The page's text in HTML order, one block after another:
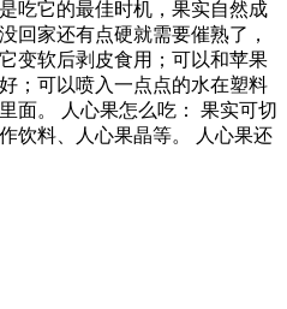
吃它的最佳时机，果实自然成
回家还有点硬就需要催熟了，
变软后剥皮食用；可以和苹果
；可以喷入一点点的水在塑料
面。 人心果怎么吃： 果实可切
饮料、人心果晶等。 人心果还